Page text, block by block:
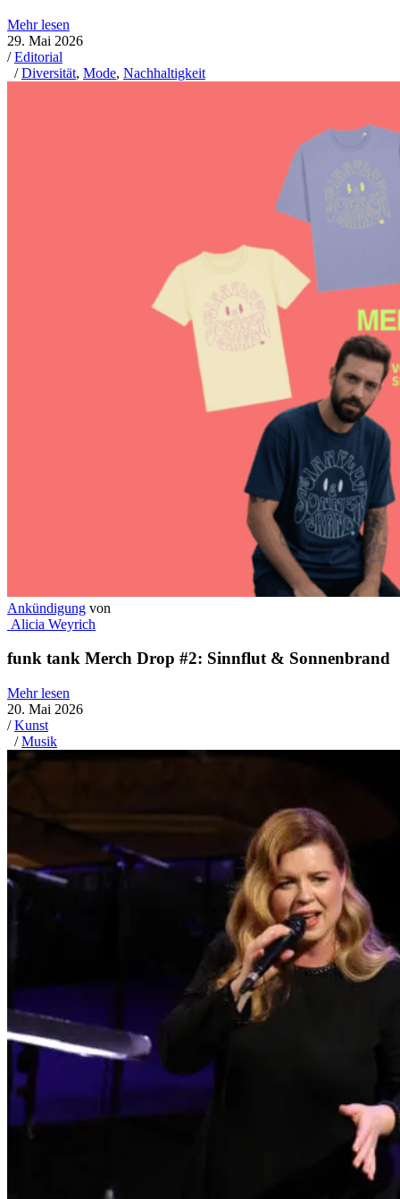
Mehr lesen
29. Mai 2026
/Editorial
/Diversität, Mode, Nachhaltigkeit
Ankündigung von
Alicia Weyrich
funk tank Merch Drop #2: Sinnflut & Sonnenbrand
Mehr lesen
20. Mai 2026
/Kunst
/Musik